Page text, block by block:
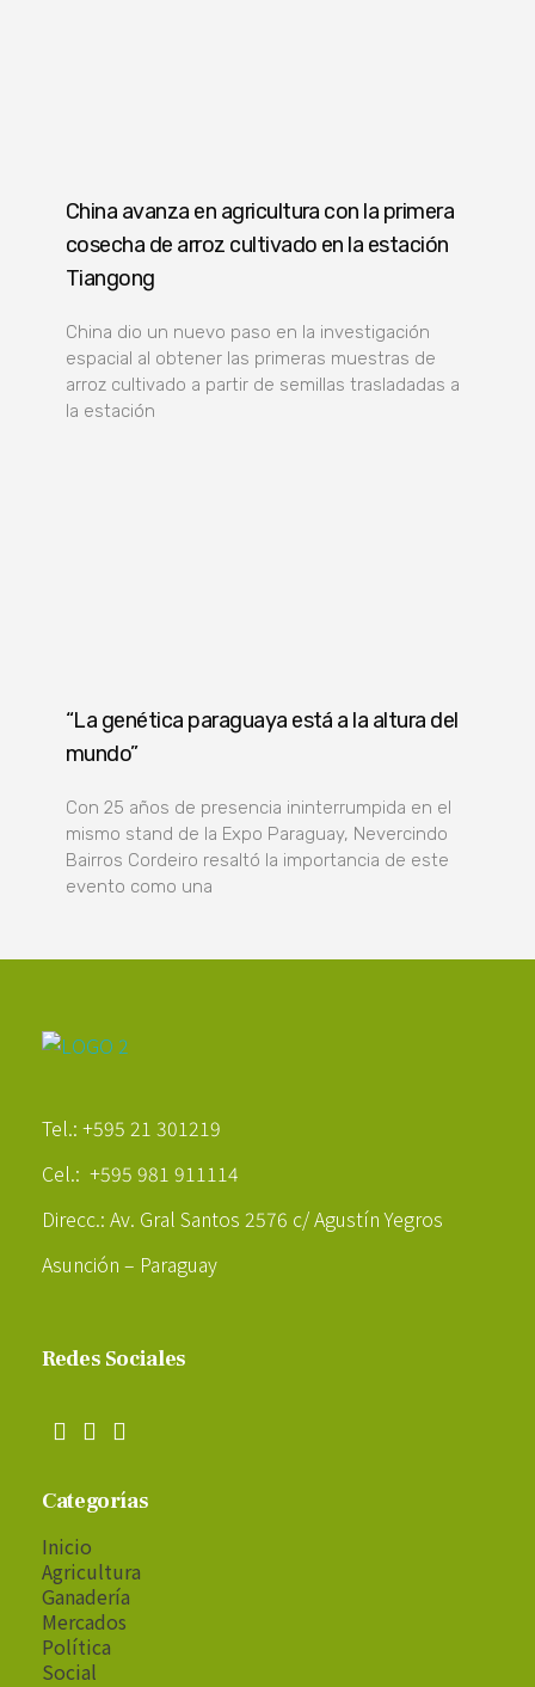
China avanza en agricultura con la primera
cosecha de arroz cultivado en la estación
Tiangong
China dio un nuevo paso en la investigación
espacial al obtener las primeras muestras de
arroz cultivado a partir de semillas trasladadas a
la estación
“La genética paraguaya está a la altura del
mundo”
Con 25 años de presencia ininterrumpida en el
mismo stand de la Expo Paraguay, Nevercindo
Bairros Cordeiro resaltó la importancia de este
evento como una
Tel.: +595 21 301219
Cel.: +595 981 911114
Direcc.: Av. Gral Santos 2576 c/ Agustín Yegros
Asunción – Paraguay
Redes Sociales
Categorías
Inicio
Agricultura
Ganadería
Mercados
Política
Social